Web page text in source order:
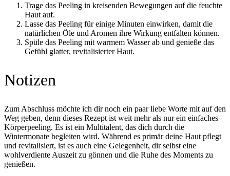
Trage das Peeling in kreisenden Bewegungen auf die feuchte
Haut auf.
Lasse das Peeling für einige Minuten einwirken, damit die
natürlichen Öle und Aromen ihre Wirkung entfalten können.
Spüle das Peeling mit warmem Wasser ab und genieße das
Gefühl glatter, revitalisierter Haut.
Notizen
Zum Abschluss möchte ich dir noch ein paar liebe Worte mit auf den
Weg geben, denn dieses Rezept ist weit mehr als nur ein einfaches
Körperpeeling. Es ist ein Multitalent, das dich durch die
Wintermonate begleiten wird. Während es primär deine Haut pflegt
und revitalisiert, ist es auch eine Gelegenheit, dir selbst eine
wohlverdiente Auszeit zu gönnen und die Ruhe des Moments zu
genießen.